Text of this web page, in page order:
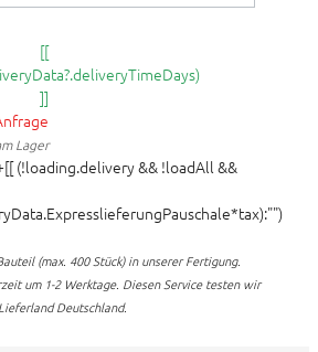
[[
]]
Lager
(!loading.delivery && !loadAll &&
(max. 400 Stück) in unserer Fertigung.
um 1-2 Werktage. Diesen Service testen wir
Deutschland.